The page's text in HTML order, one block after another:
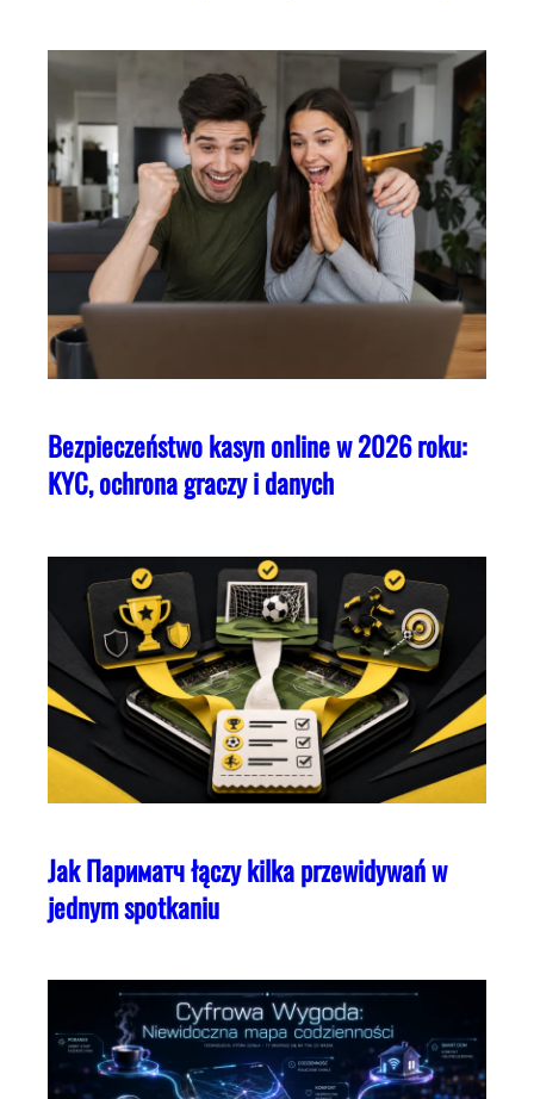
Bezpieczeństwo kasyn online w 2026 roku:
KYC, ochrona graczy i danych
Jak Париматч łączy kilka przewidywań w
jednym spotkaniu